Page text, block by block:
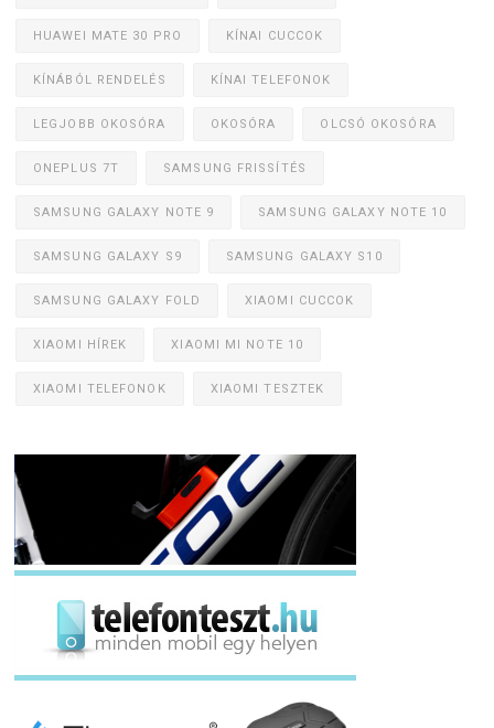
HUAWEI MATE 30 PRO KÍNAI CUCCOK
KÍNÁBÓL RENDELÉS KÍNAI TELEFONOK
LEGJOBB OKOSÓRA OKOSÓRA OLCSÓ OKOSÓRA
ONEPLUS 7T SAMSUNG FRISSÍTÉS
SAMSUNG GALAXY NOTE 9 SAMSUNG GALAXY NOTE 10
SAMSUNG GALAXY S9 SAMSUNG GALAXY S10
SAMSUNG GALAXY FOLD XIAOMI CUCCOK
XIAOMI HÍREK XIAOMI MI NOTE 10
XIAOMI TELEFONOK XIAOMI TESZTEK